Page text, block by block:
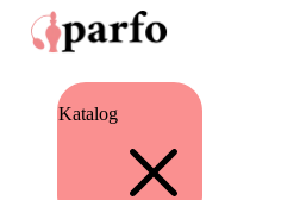
Katalog